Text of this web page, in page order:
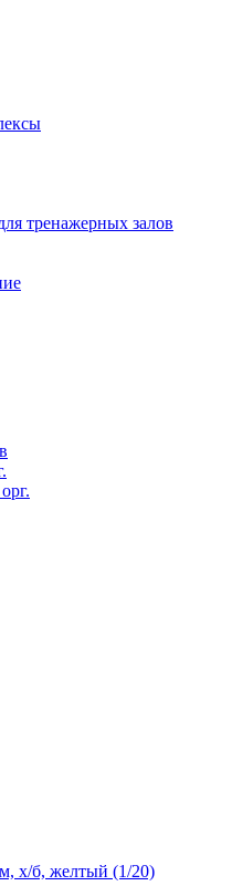
тренажерных залов
х/б, желтый (1/20)